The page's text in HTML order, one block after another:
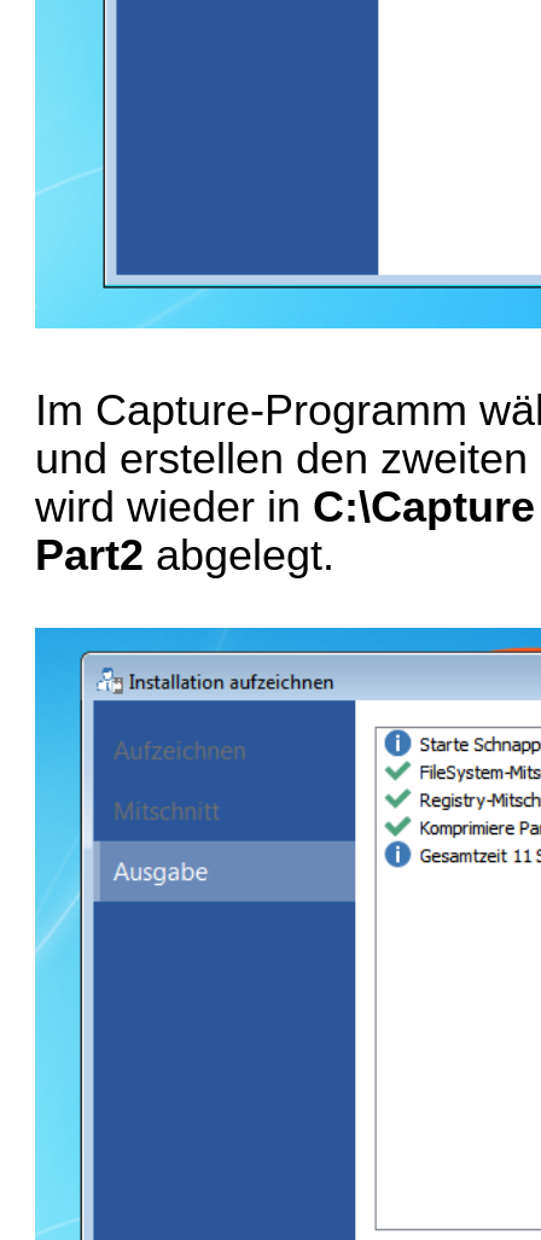
Im Capture-Programm
und erstellen den
wird wieder in C:\Capture
Part2 abgelegt.